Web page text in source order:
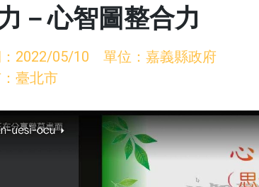
－心智圖整合力
：2022/05/10 單位：嘉義縣政府
臺北市